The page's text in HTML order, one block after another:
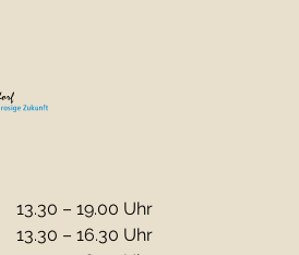
13.30 – 19.00 Uhr
13.30 – 16.30 Uhr